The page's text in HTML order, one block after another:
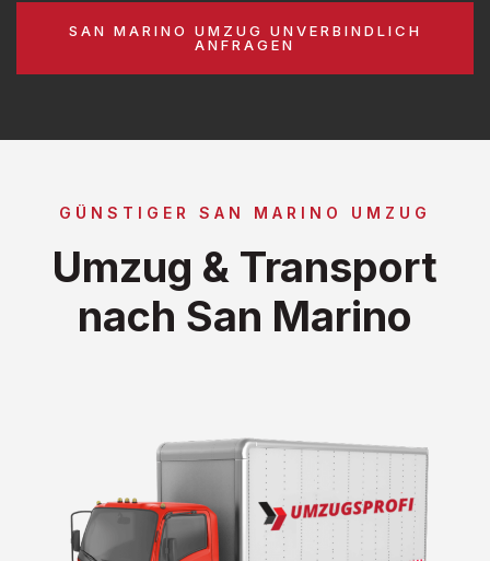
SAN MARINO UMZUG UNVERBINDLICH
ANFRAGEN
GÜNSTIGER SAN MARINO UMZUG
Umzug & Transport
nach San Marino